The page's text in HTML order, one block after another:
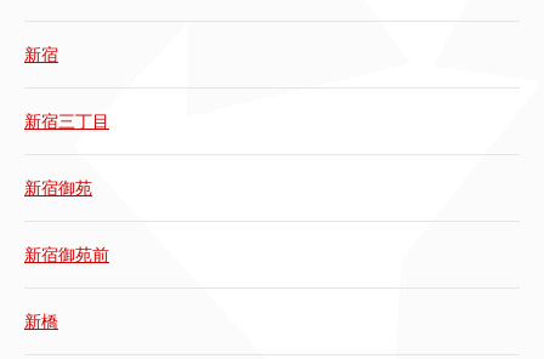
新宿
新宿三丁目
新宿御苑
新宿御苑前
新橋